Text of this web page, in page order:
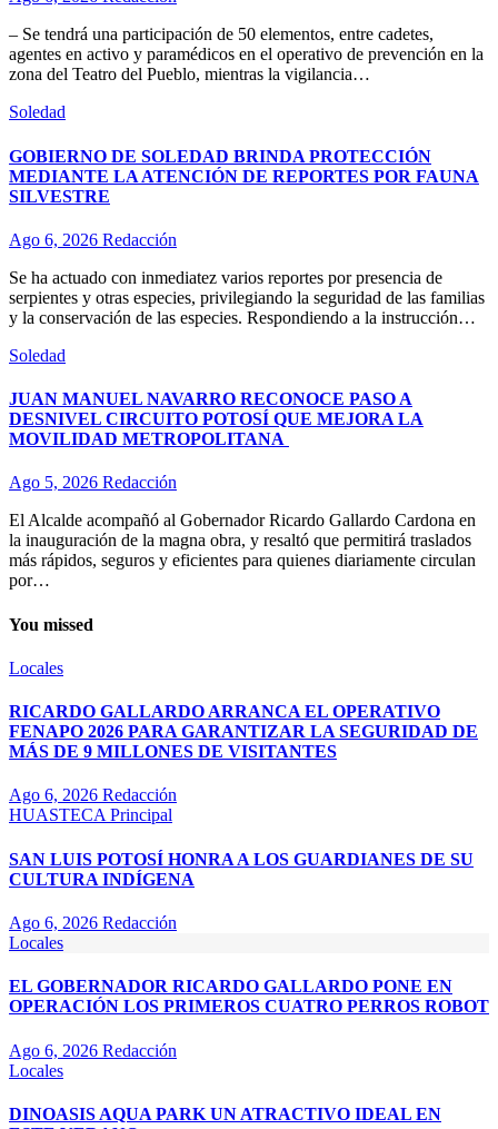
– Se tendrá una participación de 50 elementos, entre cadetes,
agentes en activo y paramédicos en el operativo de prevención en la
zona del Teatro del Pueblo, mientras la vigilancia…
Soledad
GOBIERNO DE SOLEDAD BRINDA PROTECCIÓN
MEDIANTE LA ATENCIÓN DE REPORTES POR FAUNA
SILVESTRE
Ago 6, 2026 Redacción
Se ha actuado con inmediatez varios reportes por presencia de
serpientes y otras especies, privilegiando la seguridad de las familias
y la conservación de las especies. Respondiendo a la instrucción…
Soledad
JUAN MANUEL NAVARRO RECONOCE PASO A
DESNIVEL CIRCUITO POTOSÍ QUE MEJORA LA
MOVILIDAD METROPOLITANA
Ago 5, 2026 Redacción
El Alcalde acompañó al Gobernador Ricardo Gallardo Cardona en
la inauguración de la magna obra, y resaltó que permitirá traslados
más rápidos, seguros y eficientes para quienes diariamente circulan
por…
You missed
Locales
RICARDO GALLARDO ARRANCA EL OPERATIVO
FENAPO 2026 PARA GARANTIZAR LA SEGURIDAD DE
MÁS DE 9 MILLONES DE VISITANTES
Ago 6, 2026 Redacción
HUASTECAPrincipal
SAN LUIS POTOSÍ HONRA A LOS GUARDIANES DE SU
CULTURA INDÍGENA
Ago 6, 2026 Redacción
Locales
EL GOBERNADOR RICARDO GALLARDO PONE EN
OPERACIÓN LOS PRIMEROS CUATRO PERROS ROBOT
Ago 6, 2026 Redacción
Locales
DINOASIS AQUA PARK UN ATRACTIVO IDEAL EN